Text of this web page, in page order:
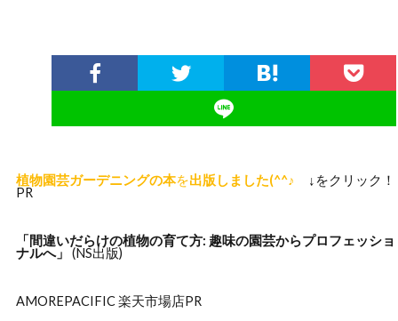
b
o
er
l
dI
n
n
a
g
er
y
Li
植物園芸ガーデニングの本を出版しました(^^♪
↓をクリック！
PR
「間違いだらけの植物の育て方: 趣味の園芸からプロフェッショ
ナルへ」
(NS出版)
AMOREPACIFIC 楽天市場店PR